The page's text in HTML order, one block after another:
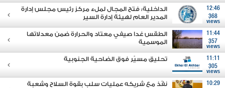
12:46
368
views
الداخلية: فتح المجال لملء مركز رئيس مجلس إدارة
المدير العام لهيئة إدارة السير
11:44
357
views
الطقس غدا صيفي معتاد والحرارة ضمن معدلاتها
الموسمية
11:11
305
views
تحليق مسيّر فوق الضاحية الجنوبية
10:29
نفّذ مع شريكه عمليات سلب بقوة السلاح وشعبة